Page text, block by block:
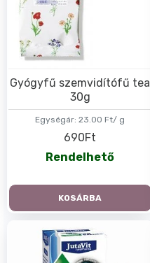
Egységár: 23.00 Ft/ g
Gyógyfű szemvidítófű tea
30g
690Ft
Rendelhető
KOSÁRBA